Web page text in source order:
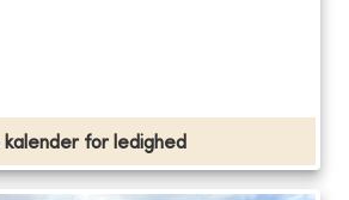
kalender for ledighed